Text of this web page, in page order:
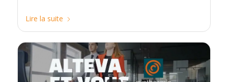
Lire la suite